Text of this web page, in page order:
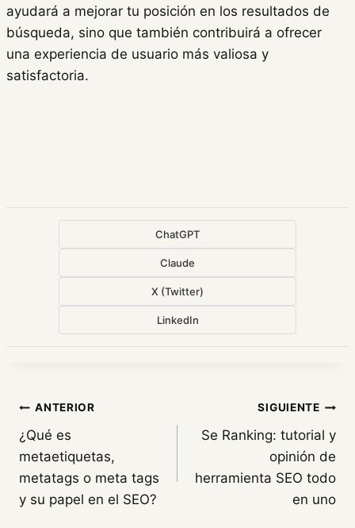
ayudará a mejorar tu posición en los resultados de
búsqueda, sino que también contribuirá a ofrecer
una experiencia de usuario más valiosa y
satisfactoria.
ChatGPT
Claude
X (Twitter)
LinkedIn
Navegación
de
entradas
ANTERIOR
¿Qué es
metaetiquetas,
metatags o meta tags
y su papel en el SEO?
SIGUIENTE
Se Ranking: tutorial y
opinión de
herramienta SEO todo
en uno